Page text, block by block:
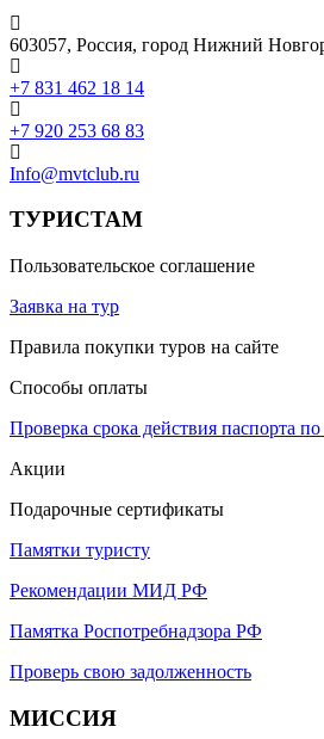
603057, Россия, город Нижний
+7 831 462 18 14
+7 920 253 68 83
Info@mvtclub.ru
ТУРИСТАМ
Пользовательское соглашение
Заявка на тур
Правила покупки туров на сайте
Способы оплаты
Проверка срока действия паспорта
Акции
Подарочные сертификаты
Памятки туристу
Рекомендации МИД РФ
Памятка Роспотребнадзора РФ
Проверь свою задолженность
МИССИЯ